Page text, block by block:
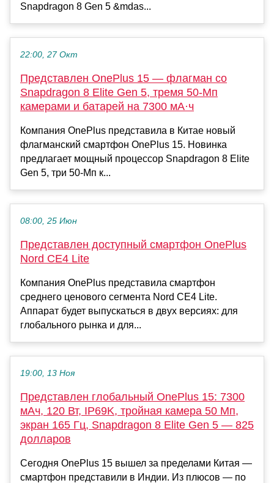
Snapdragon 8 Gen 5 &mdas...
22:00, 27 Окт
Представлен OnePlus 15 — флагман со
Snapdragon 8 Elite Gen 5, тремя 50-Мп
камерами и батарей на 7300 мА·ч
Компания OnePlus представила в Китае новый
флагманский смартфон OnePlus 15. Новинка
предлагает мощный процессор Snapdragon 8 Elite
Gen 5, три 50-Мп к...
08:00, 25 Июн
Представлен доступный смартфон OnePlus
Nord CE4 Lite
Компания OnePlus представила смартфон
среднего ценового сегмента Nord CE4 Lite.
Аппарат будет выпускаться в двух версиях: для
глобального рынка и для...
19:00, 13 Ноя
Представлен глобальный OnePlus 15: 7300
мАч, 120 Вт, IP69K, тройная камера 50 Мп,
экран 165 Гц, Snapdragon 8 Elite Gen 5 — 825
долларов
Сегодня OnePlus 15 вышел за пределами Китая —
смартфон представили в Индии. Из плюсов — по